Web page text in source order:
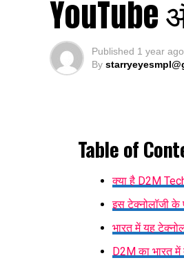
YouTube
Published 1 year ago
By
Table of
क्या है D2M
इस टेक्नोलॉजी के
भारत में यह
D2M का भारत में